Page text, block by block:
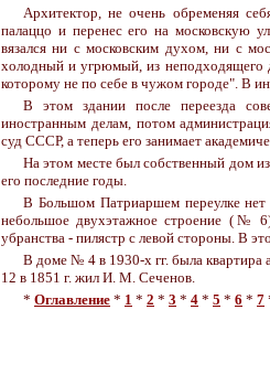
Архитектор, не очень обременяя
палаццо и перенес его на московскую
вязался ни с московским духом, ни с
холодный и угрюмый, из неподходящего
которому не по себе в чужом городе". В
В этом здании после переезда
иностранным делам, потом
суд СССР, а теперь его занимает
На этом месте был собственный дом
его последние годы.
В Большом Патриаршем переулке
небольшое двухэтажное строение (№
убранства - пилястр с левой стороны. В
В доме № 4 в 1930-х гг. была
12 в 1851 г. жил И. М. Сеченов.
* Оглавление * 1 * 2 * 3 * 4 * 5 * 6 * 7